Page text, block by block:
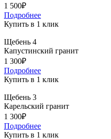
1 500₽
Подробнее
Купить в 1 клик
Щебень 4
Капустинский гранит
1 300₽
Подробнее
Купить в 1 клик
Щебень 3
Карельский гранит
1 300₽
Подробнее
Купить в 1 клик